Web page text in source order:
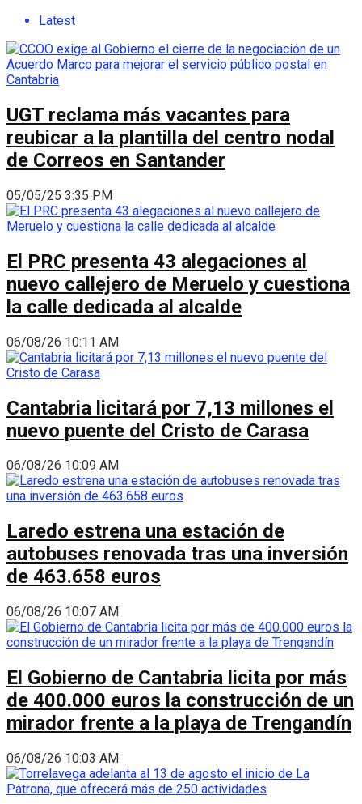
Latest
UGT reclama más vacantes para
reubicar a la plantilla del centro nodal
de Correos en Santander
05/05/25 3:35 PM
El PRC presenta 43 alegaciones al
nuevo callejero de Meruelo y cuestiona
la calle dedicada al alcalde
06/08/26 10:11 AM
Cantabria licitará por 7,13 millones el
nuevo puente del Cristo de Carasa
06/08/26 10:09 AM
Laredo estrena una estación de
autobuses renovada tras una inversión
de 463.658 euros
06/08/26 10:07 AM
El Gobierno de Cantabria licita por más
de 400.000 euros la construcción de un
mirador frente a la playa de Trengandín
06/08/26 10:03 AM